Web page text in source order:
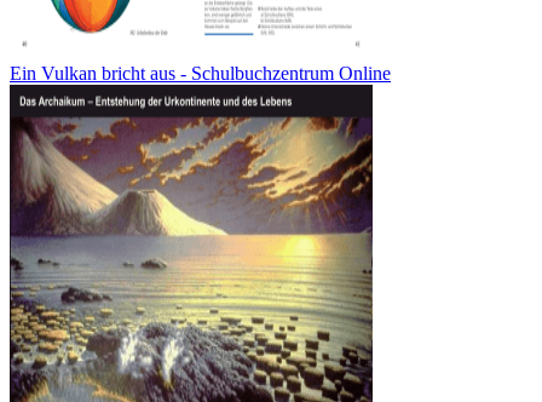
Ein Vulkan bricht aus - Schulbuchzentrum Online